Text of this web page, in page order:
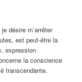
désire m’arrêter
est peut-être la
, expression
la conscience
transcendante.